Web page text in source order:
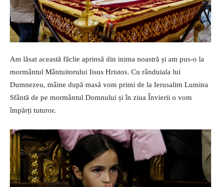
Am lăsat această făclie aprinsă din inima noastră și am pus-o la
mormântul Mântuitorului Iisus Hristos. Cu rânduiala lui
Dumnezeu, mâine după masă vom primi de la Ierusalim Lumina
Sfântă de pe mormântul Domnului și în ziua Învierii o vom
împărți tuturor.